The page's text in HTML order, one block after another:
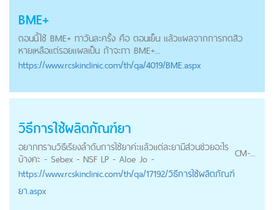
BME+
ตอนนี้ใช้ BME+ ทาวันละครั้ง คือ ตอนเย็น แล้วแผลจากการกดสิว
หายเหลือแต่รอยแผลเป็น ถ้าจะทา BME+...
https://www.rcskinclinic.com/th/qa/4019/BME.aspx
วิธีการใช้ผลิตภัณฑ์ยา
อยากทราบวิธีเรียงลำดับการใช้ยาค่ะแล้วแต่ละยามีส่วนช่วยอะไร
บ้างคะ - Sebex - NSF LP - Aloe Jo -
CM-...
https://www.rcskinclinic.com/th/qa/17192/วิธีการใช้ผลิตภัณฑ์
ยา.aspx